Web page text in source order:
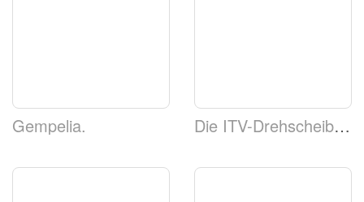
Gempelia. Die ITV-Drehscheibe CITV